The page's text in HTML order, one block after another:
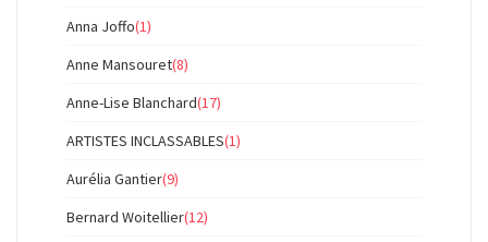
Anna Joffo(1)
Anne Mansouret(8)
Anne-Lise Blanchard(17)
ARTISTES INCLASSABLES(1)
Aurélia Gantier(9)
Bernard Woitellier(12)